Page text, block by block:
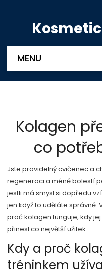
MENU
Kolagen
co
Jste pravidelný cvičenec a
regeneraci a méně bolestí
jestli má smysl si dopředu
jen když to uděláte správně.
proč kolagen funguje, kdy
přinesl co největší užitek.
Kdy a proč
tréninkem